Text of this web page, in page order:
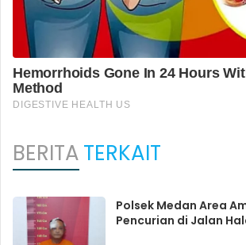
BERITATERKAIT
Polsek Medan Area
Pencurian di Jalan